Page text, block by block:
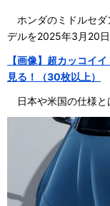
ホンダのミドルセダ
デルを2025年3月20日
【画像】超カッコイ
見る！（30枚以上）
日本や米国の仕様と